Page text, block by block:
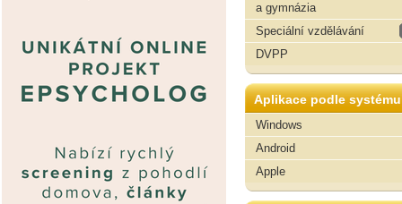
a gymnázia
Speciální vzdělávání
DVPP
Aplikace podle systému
Windows
Android
Apple